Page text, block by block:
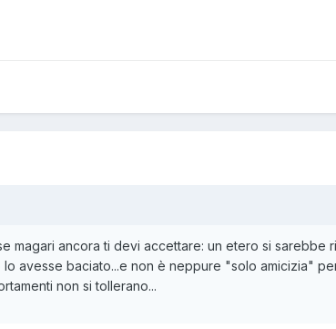
magari ancora ti devi accettare: un etero si sarebbe
avesse baciato...e non è neppure "solo amicizia"
non si tollerano...